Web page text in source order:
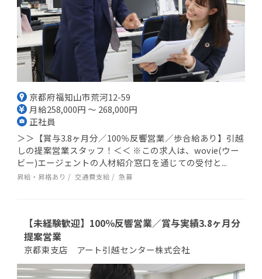
京都府福知山市荒河12-59
月給258,000円 ～ 268,000円
正社員
＞＞【賞与3.8ヶ月分／100％反響営業／歩合給あり】引越
しの提案営業スタッフ！＜＜ ※この求人は、wovie(ウー
ビー)エージェントの人材紹介窓口を通じての受付と...
昇給・昇格あり 交通費支給 急募
【未経験歓迎】100％反響営業／賞与実績3.8ヶ月分
提案営業
京都東支店 アート引越センター株式会社